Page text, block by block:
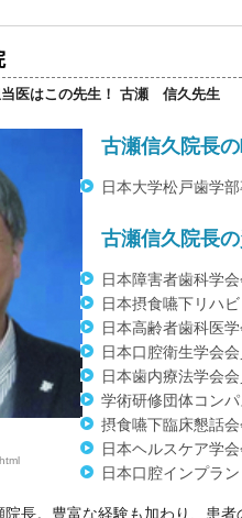
医はこの先生！ 古瀬 信久先生
古瀬信久院長
日本大学松戸歯学
古瀬信久院長
日本障害者歯科学
日本摂食嚥下リハ
日本高齢者歯科医
日本口腔衛生学会
日本歯内療法学会
学術研修団体コン
摂食嚥下臨床懇話
日本ヘルスケア学
日本口腔インプラ
長。豊富な経験も加わり、患